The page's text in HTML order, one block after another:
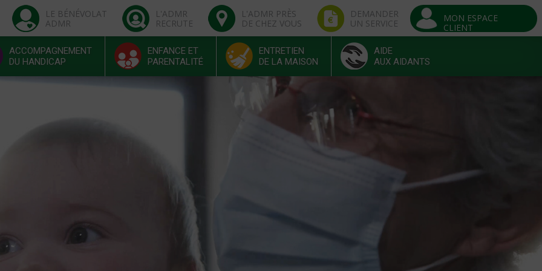
LE BÉNÉVOLAT
ADMR
L'ADMR
RECRUTE
L'ADMR PRÈS
DE CHEZ VOUS
DEMANDER
UN SERVICE
MON ESPACE
CLIENT
ACCOMPAGNEMENT
DU HANDICAP
ENFANCE ET
PARENTALITÉ
ENTRETIEN
DE LA MAISON
AIDE
AUX AIDANTS